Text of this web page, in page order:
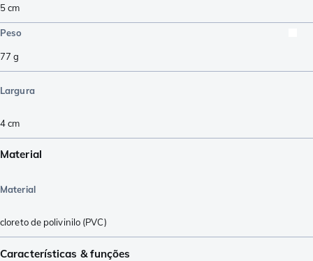
5cm
Peso
77 g
Largura
4cm
Material
Material
cloreto de polivinilo (PVC)
Características & funções